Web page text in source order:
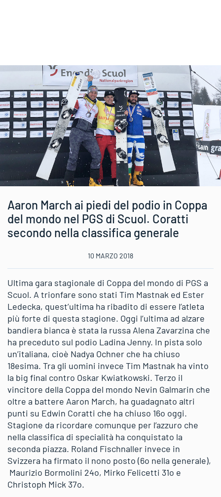
Aaron March ai piedi del podio in Coppa
del mondo nel PGS di Scuol. Coratti
secondo nella classifica generale
10 MARZO 2018
Ultima gara stagionale di Coppa del mondo di PGS a
Scuol. A trionfare sono stati Tim Mastnak ed Ester
Ledecka, quest’ultima ha ribadito di essere l’atleta
più forte di questa stagione. Oggi l’ultima ad alzare
bandiera bianca è stata la russa Alena Zavarzina che
ha preceduto sul podio Ladina Jenny. In pista solo
un’italiana, cioè Nadya Ochner che ha chiuso
18esima. Tra gli uomini invece Tim Mastnak ha vinto
la big final contro Oskar Kwiatkowski. Terzo il
vincitore della Coppa del mondo Nevin Galmarin che
oltre a battere Aaron March, ha guadagnato altri
punti su Edwin Coratti che ha chiuso 16o oggi.
Stagione da ricordare comunque per l’azzuro che
nella classifica di specialità ha conquistato la
seconda piazza. Roland Fischnaller invece in
Svizzera ha firmato il nono posto (6o nella generale),
Maurizio Bormolini 24o, Mirko Felicetti 31o e
Christoph Mick 37o.